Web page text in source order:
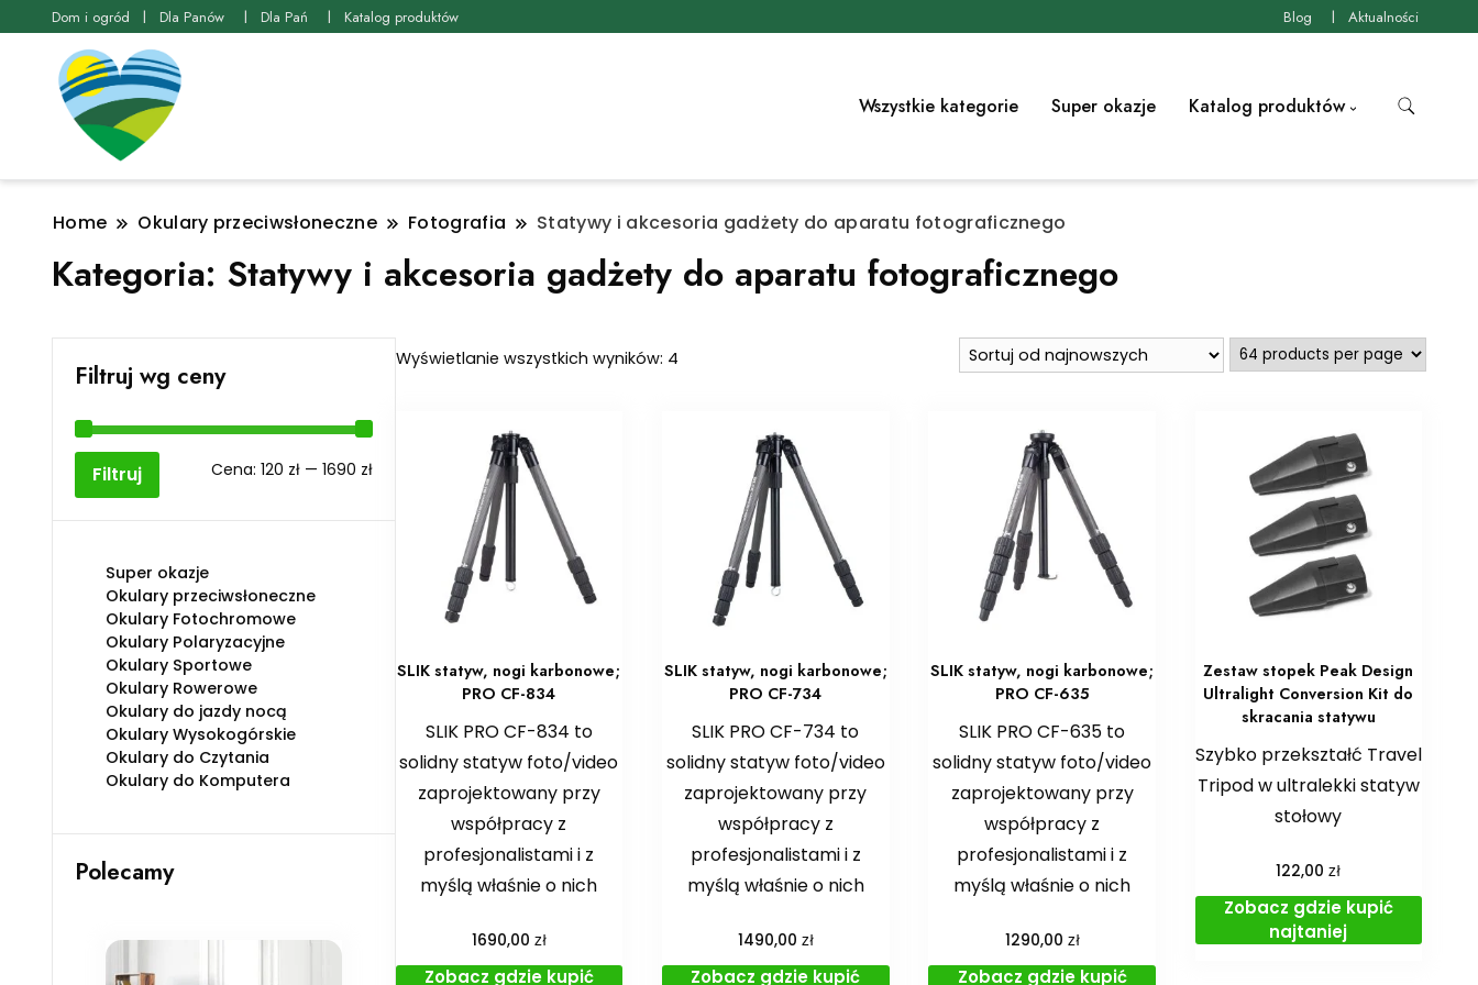
Dom i ogród Dla Panów Dla Pań Katalog produktów Blog Aktualności
Wszystkie kategorie Super okazje Katalog produktów
Home Okulary przeciwsłoneczne Fotografia Statywy i akcesoria gadżety do aparatu fotograficznego
Kategoria: Statywy i akcesoria gadżety do aparatu fotograficznego
Wyświetlanie wszystkich wyników: 4Posortowane
SLIK statyw, nogi karbonowe;
PRO CF-834
SLIK PRO CF-834 to
solidny statyw foto/video
zaprojektowany przy
współpracy z
profesjonalistami i z
myślą właśnie o nich
1690,00 zł
Zobacz gdzie kupić
SLIK statyw, nogi karbonowe;
PRO CF-734
SLIK PRO CF-734 to
solidny statyw foto/video
zaprojektowany przy
współpracy z
profesjonalistami i z
myślą właśnie o nich
1490,00 zł
Zobacz gdzie kupić
SLIK statyw, nogi karbonowe;
PRO CF-635
SLIK PRO CF-635 to
solidny statyw foto/video
zaprojektowany przy
współpracy z
profesjonalistami i z
myślą właśnie o nich
1290,00 zł
Zobacz gdzie kupić
Zestaw stopek Peak Design
Ultralight Conversion Kit do
skracania statywu
Szybko przekształć Travel
Tripod w ultralekki statyw
stołowy
122,00zł
Zobacz gdzie kupić
najtaniej
Filtruj wg ceny
Cena
Cena
Filtruj Cena: 120 zł— 1690 zł
Super okazje
Okulary przeciwsłoneczne
Okulary Fotochromowe
Okulary Polaryzacyjne
Okulary Sportowe
Okulary Rowerowe
Okulary do jazdy nocą
Okulary Wysokogórskie
Okulary do Czytania
Okulary do Komputera
Polecamy